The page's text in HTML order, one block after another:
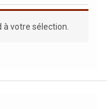
votre sélection.